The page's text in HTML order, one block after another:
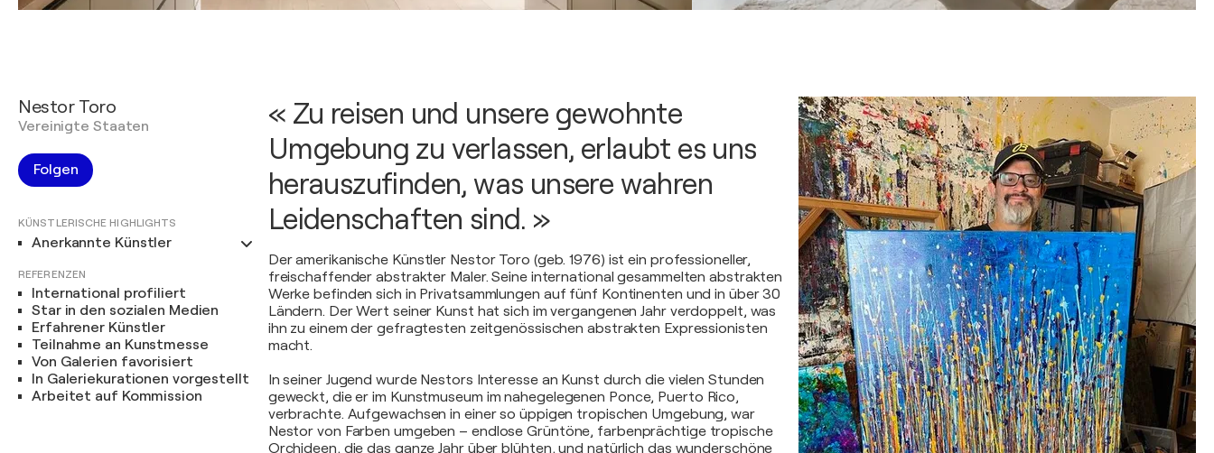
Nestor Toro
Vereinigte Staaten
Folgen
KÜNSTLERISCHE HIGHLIGHTS
Anerkannte Künstler
REFERENZEN
International profiliert
Star in den sozialen Medien
Erfahrener Künstler
Teilnahme an Kunstmesse
Von Galerien favorisiert
In Galeriekurationen vorgestellt
Arbeitet auf Kommission
« Zu reisen und unsere gewohnte
Umgebung zu verlassen, erlaubt es uns
herauszufinden, was unsere wahren
Leidenschaften sind. »
Der amerikanische Künstler Nestor Toro (geb. 1976) ist ein professioneller,
freischaffender abstrakter Maler. Seine international gesammelten abstrakten
Werke befinden sich in Privatsammlungen auf fünf Kontinenten und in über 30
Ländern. Der Wert seiner Kunst hat sich im vergangenen Jahr verdoppelt, was
ihn zu einem der gefragtesten zeitgenössischen abstrakten Expressionisten
macht.
In seiner Jugend wurde Nestors Interesse an Kunst durch die vielen Stunden
geweckt, die er im Kunstmuseum im nahegelegenen Ponce, Puerto Rico,
verbrachte. Aufgewachsen in einer so üppigen tropischen Umgebung, war
Nestor von Farben umgeben – endlose Grüntöne, farbenprächtige tropische
Orchideen, die das ganze Jahr über blühten, und natürlich das wunderschöne